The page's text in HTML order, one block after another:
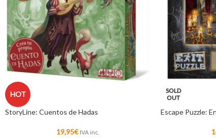
HOT
StoryLine: Cuentos de Hadas
19,95€ IVA inc.
SOLD
OUT
Escape Puzzle: